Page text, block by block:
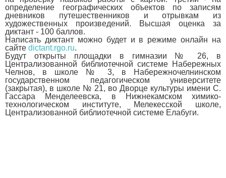
определение географических объектов по записям
дневников путешественников и отрывкам из
художественных произведений. Высшая оценка за
диктант - 100 баллов.
Написать диктант можно будет и в режиме онлайн на
сайте dictant.rgo.ru.
Будут открыты площадки в гимназии № 26, в
Централизованной библиотечной системе Набережных
Челнов, в школе № 3, в Набережночелнинском
государственном педагогическом университете
(закрытая), в школе № 21, во Дворце культуры имени С.
Гассара Менделеевска, в Нижнекамском химико-
технологическом институте, Мелекесской школе,
Централизованной библиотечной системе Елабуги.